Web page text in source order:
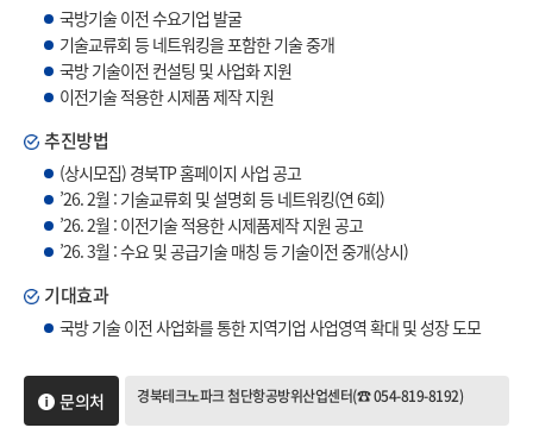
국방기술 이전 수요기업 발굴
기술교류회 등 네트워킹을 포함한 기술 중개
국방 기술이전 컨설팅 및 사업화 지원
이전기술 적용한 시제품 제작 지원
추진방법
(상시모집) 경북TP 홈페이지 사업 공고
’26. 2월 : 기술교류회 및 설명회 등 네트워킹(연 6회)
’26. 2월 : 이전기술 적용한 시제품제작 지원 공고
’26. 3월 : 수요 및 공급기술 매칭 등 기술이전 중개(상시)
기대효과
국방 기술 이전 사업화를 통한 지역기업 사업영역 확대 및 성장 도모
문의처 경북테크노파크 첨단항공방위산업센터(☎ 054-819-8192)